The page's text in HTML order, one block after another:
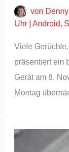
von
Uhr |Android,
Viele
präsentiert ein
Gerät am 8.
Montag